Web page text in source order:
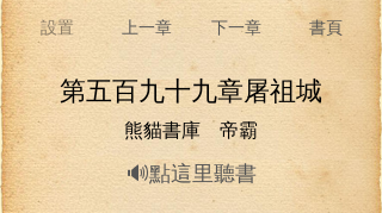
設置 上一章 下一章 書頁
第五百九十九章屠祖城
熊貓書庫 帝霸
🔊點這里聽書